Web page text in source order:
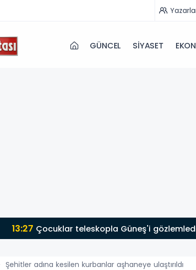
GÜNCEL SİYASET
13:27 Çocuklar teleskopla Güneş'i
Şehitler adına kesilen kurbanlar aşhaneye ulaştırıldı